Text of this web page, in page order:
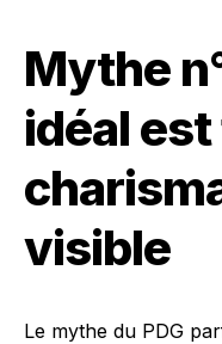
Mythe
idéal
visible
Le mythe du PDG